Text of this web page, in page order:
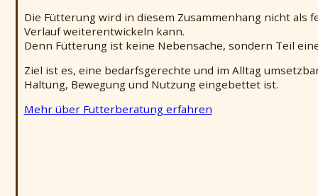
Die Fütterung wird in diesem Zusammenhang nicht als
Verlauf weiterentwickeln kann.
Denn Fütterung ist keine Nebensache, sondern Teil
Ziel ist es, eine bedarfsgerechte und im Alltag
Haltung, Bewegung und Nutzung eingebettet ist.
Mehr über Futterberatung erfahren